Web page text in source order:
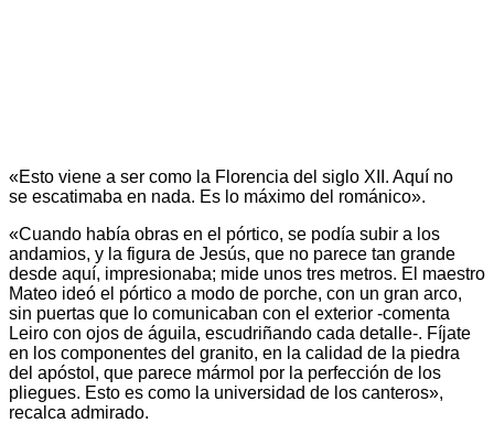
«Esto viene a ser como la Florencia del siglo XII. Aquí no
se escatimaba en nada. Es lo máximo del románico».
«Cuando había obras en el pórtico, se podía subir a los
andamios, y la figura de Jesús, que no parece tan grande
desde aquí, impresionaba; mide unos tres metros. El maestro
Mateo ideó el pórtico a modo de porche, con un gran arco,
sin puertas que lo comunicaban con el exterior -comenta
Leiro con ojos de águila, escudriñando cada detalle-. Fíjate
en los componentes del granito, en la calidad de la piedra
del apóstol, que parece mármol por la perfección de los
pliegues. Esto es como la universidad de los canteros»,
recalca admirado.